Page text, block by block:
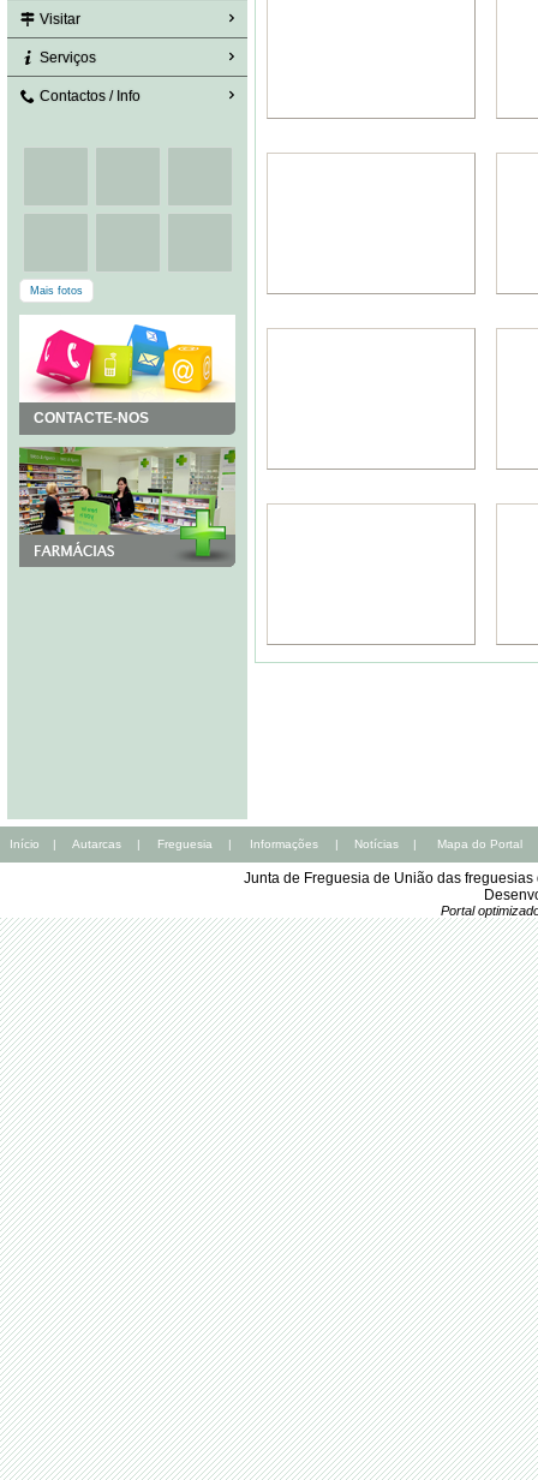
Visitar
Serviços
Contactos / Info
Mais fotos
CONTACTE-NOS
Início | Autarcas | Freguesia | Informações | Notícias | Mapa do Portal
Junta de Freguesia de União das
Portal